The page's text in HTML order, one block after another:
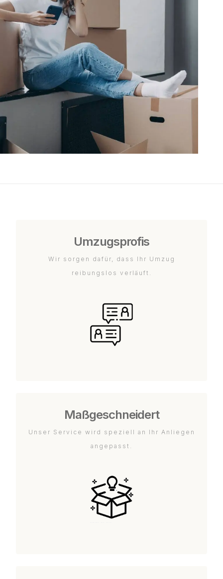
Umzugsprofis
Wir sorgen dafür, dass Ihr Umzug
reibungslos verläuft.
Maßgeschneidert
Unser Service wird speziell an Ihr Anliegen
angepasst.